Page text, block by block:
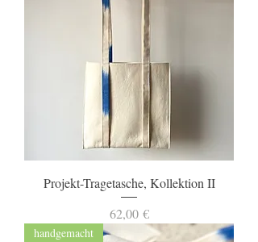
Projekt-Tragetasche, Kollektion II
Preis
62,00 €
handgemacht